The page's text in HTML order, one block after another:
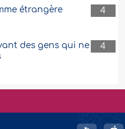
4
étrangère
4
des gens qui ne